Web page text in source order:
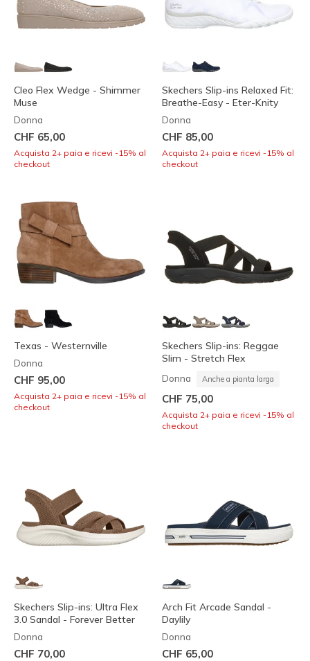
Cleo Flex Wedge - Shimmer
Muse
Donna
CHF 65,00
Acquista 2+ paia e ricevi -15% al
checkout
Skechers Slip-ins Relaxed Fit:
Breathe-Easy - Eter-Knity
Donna
CHF 85,00
Acquista 2+ paia e ricevi -15% al
checkout
Texas - Westernville
Donna
CHF 95,00
Acquista 2+ paia e ricevi -15% al
checkout
Skechers Slip-ins: Reggae
Slim - Stretch Flex
Donna Anche a pianta larga
CHF 75,00
Acquista 2+ paia e ricevi -15% al
checkout
Skechers Slip-ins: Ultra Flex
3.0 Sandal - Forever Better
Donna
CHF 70,00
Arch Fit Arcade Sandal -
Daylily
Donna
CHF 65,00